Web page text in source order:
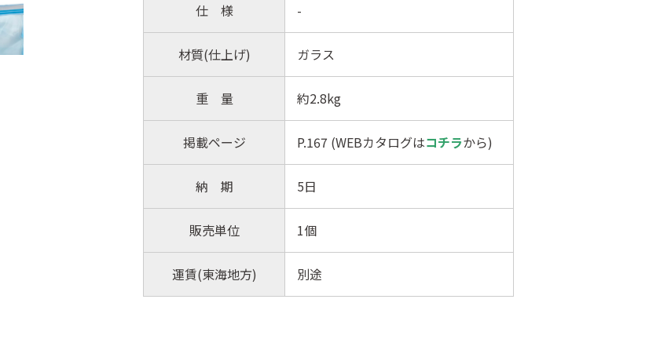
仕 様 -
材質(仕上げ) ガラス
重 量 約2.8kg
掲載ページ P.167 (WEBカタログはコチラから)
納 期 5日
販売単位 1個
運賃(東海地方) 別途